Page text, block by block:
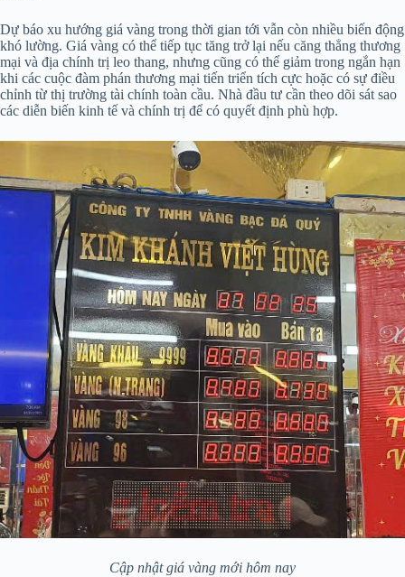
Dự báo xu hướng giá vàng trong thời gian tới vẫn còn nhiều biến động
khó lường. Giá vàng có thể tiếp tục tăng trở lại nếu căng thẳng thương
mại và địa chính trị leo thang, nhưng cũng có thể giảm trong ngắn hạn
khi các cuộc đàm phán thương mại tiến triển tích cực hoặc có sự điều
chỉnh từ thị trường tài chính toàn cầu. Nhà đầu tư cần theo dõi sát sao
các diễn biến kinh tế và chính trị để có quyết định phù hợp.
Cập nhật giá vàng mới hôm nay